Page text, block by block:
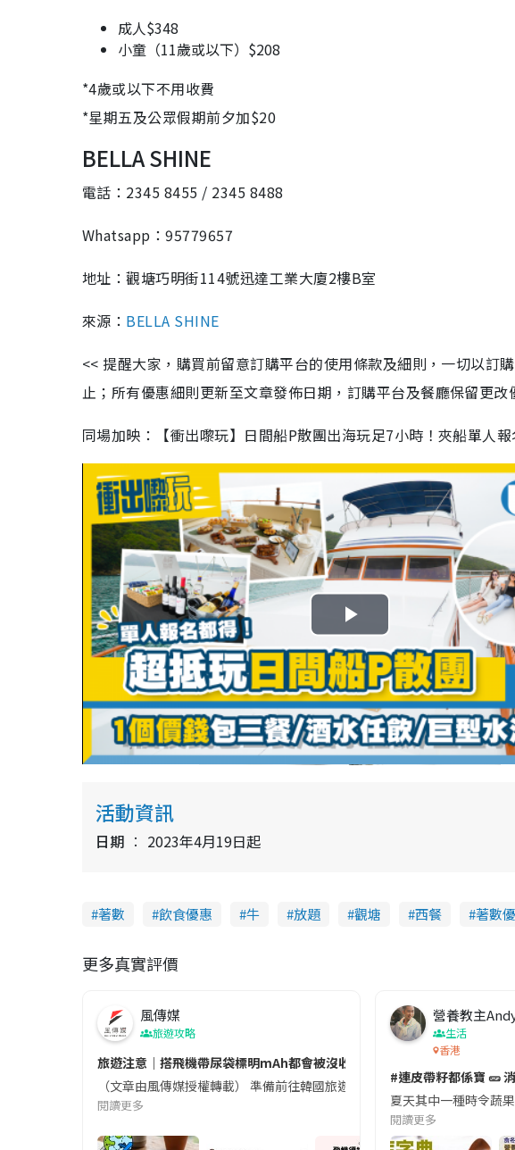
成人$348
小童（11歲或以下）$208
*4歲或以下不用收費
*星期五及公眾假期前夕加$20
BELLA SHINE
電話：2345 8455 / 2345 8488
Whatsapp：95779657
地址：觀塘巧明街114號迅達工業大廈2樓B室
來源： BELLA SHINE
<< 提醒大家，購買前留意訂購平台的使用條款及細則，一切以訂
止；所有優惠細則更新至文章發佈日期，訂購平台及餐廳保留更
同場加映：【衝出嚟玩】日間船P散團出海玩足7小時！夾船單人
P
l
a
y
e
活動資訊
日期 2023年4月19日起
著數 飲食優惠 牛 放題 觀塘 西餐 著數
更多真實評價
風傳媒
旅遊攻略
旅遊注意｜搭飛機帶尿袋標明mAh都會被沒收😱出發前切記檢查「1標示」🚨
（文章由風傳媒授權轉載） 準備前往韓國旅遊的民眾，近期要特別留意
閱讀更多
營養教主
生活
香港
#連皮帶籽都係寶 🥒
夏天其中一種時令蔬
閱讀更多